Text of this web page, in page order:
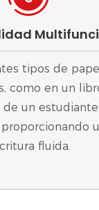
tipos de
como en un
de un
fluida.